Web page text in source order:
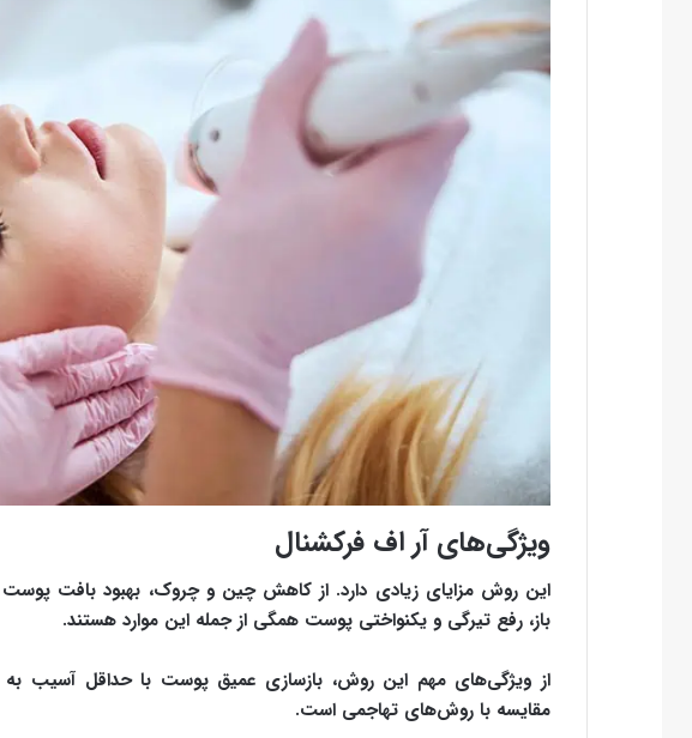
ویژگی‌های آر اف فرکشنال
این روش مزایای زیادی دارد. از کاهش چین و چروک، بهبود بافت
باز، رفع تیرگی و یکنواختی پوست همگی از جمله این موارد هستند.
از ویژگی‌های مهم این روش، بازسازی عمیق پوست با حداقل آسیب
مقایسه با روش‌های تهاجمی است.